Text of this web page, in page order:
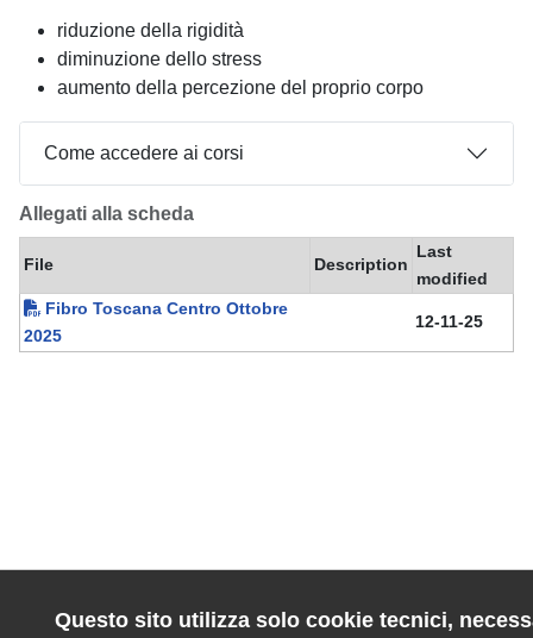
riduzione della rigidità
diminuzione dello stress
aumento della percezione del proprio corpo
Come accedere ai corsi
Allegati alla scheda
File Description
Last
modified
Fibro Toscana Centro Ottobre
2025
12-11-25
Questo sito utilizza solo cookie tecnici,